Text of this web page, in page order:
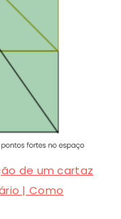
de um cartaz
| Como